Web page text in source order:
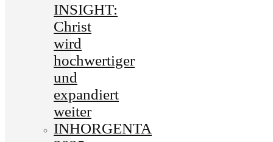
INSIGHT:
Christ
wird
hochwertiger
und
expandiert
weiter
INHORGENTA